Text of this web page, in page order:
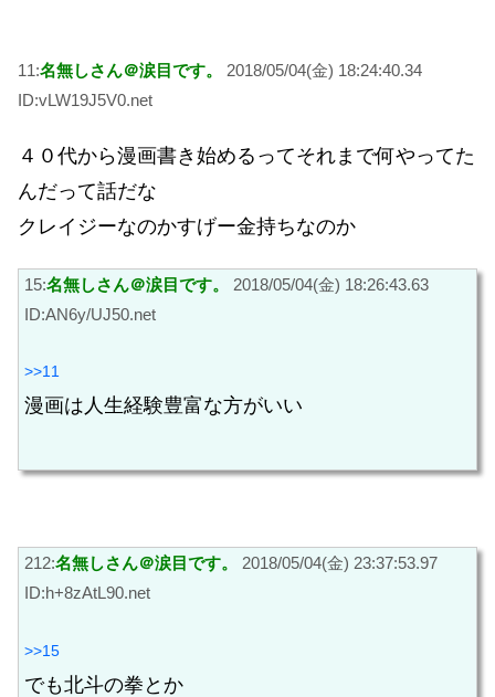
11:名無しさん＠涙目です。
2018/05/04(金) 18:24:40.34
ID:vLW19J5V0.net
４０代から漫画書き始めるってそれまで何やってた
んだって話だな
クレイジーなのかすげー金持ちなのか
15:名無しさん＠涙目です。
2018/05/04(金) 18:26:43.63
ID:AN6y/UJ50.net
>>11
漫画は人生経験豊富な方がいい
212:名無しさん＠涙目です。
2018/05/04(金) 23:37:53.97
ID:h+8zAtL90.net
>>15
でも北斗の拳とか